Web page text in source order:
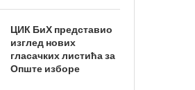
ЦИК БиХ представио
изглед нових
гласачких листића за
Опште изборе